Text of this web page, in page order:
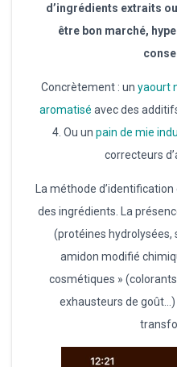
d’ingrédients extraits
être bon marché,
Concrètement : un yaourt
aromatisé avec des
4. Ou un pain de mie
correcteurs
La méthode
des ingrédients. La
(protéines hydrolysées,
amidon modifié
cosmétiques »
exhausteurs de